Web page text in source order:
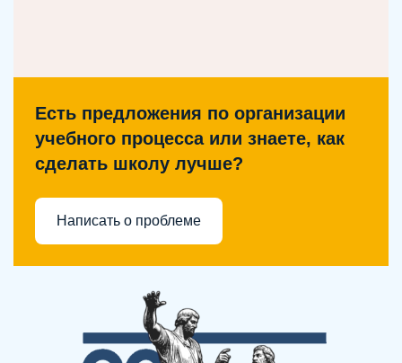
Есть предложения по организации
учебного процесса или знаете, как
сделать школу лучше?
Написать о проблеме